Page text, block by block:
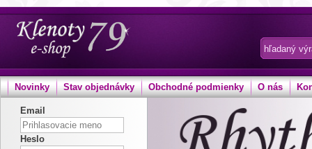
Novinky Stav objednávky Obchodné podmienky O nás
Email
Heslo